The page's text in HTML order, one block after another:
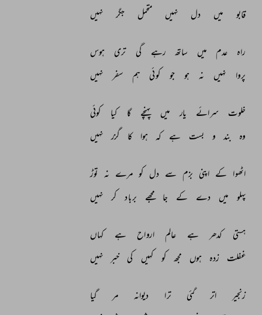
قابو
میں دل نہیں متحمل جگر نہیں
راہ عدم میں ساتھ رہے گی تری
ہوس
پروا
نہیں نہ ہو جو کوئی ہم سفر نہیں
خلوت سرائے یار میں پہنچے گا کیا
کوئی
وہ
بند و بست ہے کہ ہوا کا گزر نہیں
اٹھوا کے اپنی بزم سے دل کو مرے نہ توڑ
پہلو
میں دے کے جا مجھے برباد کر نہیں
ہستی کدھر ہے عالم ارواح ہے
کہاں
غفلت
زدہ ہوں مجھ کو کہیں کی خبر نہیں
زنجیر اتر گئی ترا دیوانہ مر
گیا